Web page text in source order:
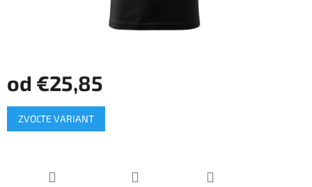
od €25,85
Jednotková
cena:
ZVOĽTE VARIANT